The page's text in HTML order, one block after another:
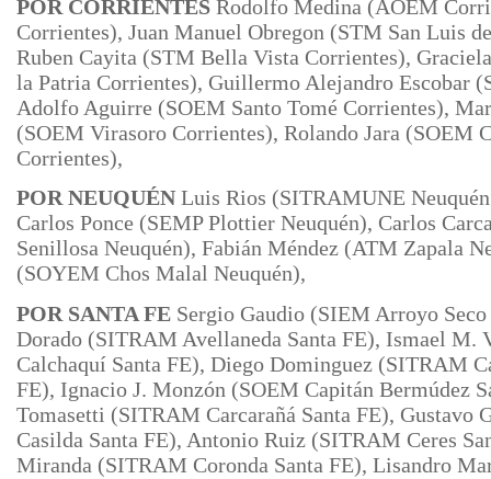
POR CORRIENTESRodolfo Medina (AOEM
Corrientes), Juan Manuel Obregon (STM San Luis
Ruben Cayita (STM Bella Vista Corrientes),
la Patria Corrientes), Guillermo Alejandro Escobar
Adolfo Aguirre (SOEM Santo Tomé Corrientes),
(SOEM Virasoro Corrientes), Rolando Jara (SOEM
Corrientes),
POR NEUQUÉNLuis Rios (SITRAMUNE
Carlos Ponce (SEMP Plottier Neuquén), Carlos
Senillosa Neuquén), Fabián Méndez (ATM Zapala
(SOYEM Chos Malal Neuquén),
POR SANTA FE Sergio Gaudio (SIEM Arroyo
Dorado (SITRAM Avellaneda Santa FE), Ismael M.
Calchaquí Santa FE), Diego Dominguez (SITRAM
FE), Ignacio J. Monzón (SOEM Capitán Bermúdez
Tomasetti (SITRAM Carcarañá Santa FE), Gustavo
Casilda Santa FE), Antonio Ruiz (SITRAM Ceres
Miranda (SITRAM Coronda Santa FE), Lisandro